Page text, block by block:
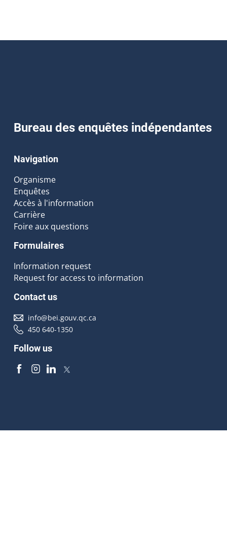
Bureau des enquêtes indépendantes
Navigation
Organisme
Enquêtes
Accès à l'information
Carrière
Foire aux questions
Formulaires
Information request
Request for access to information
Contact us
info@bei.gouv.qc.ca
450 640-1350
Follow us